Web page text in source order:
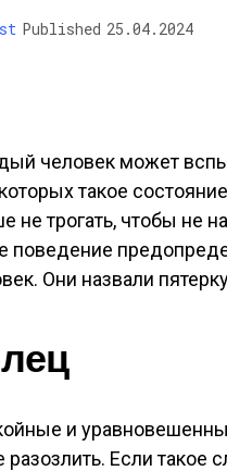
Published 25.04.2024
человек может
такое
не трогать, чтобы не
поведение
Они назвали
и
разозлить. Если такое